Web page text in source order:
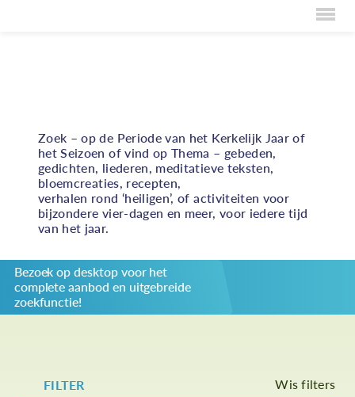
Over Vieren
Over Eten
Over Activiteiten
Inzenden
Over ons
Privacybeleid
Redactiestatuut
log in
Zoek – op de Periode van het Kerkelijk Jaar of
het Seizoen of vind op Thema – gebeden,
gedichten, liederen, meditatieve teksten,
bloemcreaties, recepten,
verhalen rond ‘heiligen’, of activiteiten voor
bijzondere vier-dagen en meer, voor iedere tijd
van het jaar.
Bezoek op desktop voor het
complete aanbod en uitgebreide
zoekfunctie!
FILTER Wis filters